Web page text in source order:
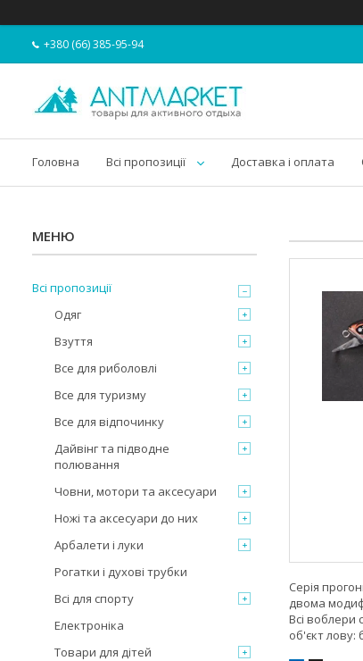
+380 (66) 385-95-94
Головна Всі пропозиції Доставка і оплата
Серія
двома
Всі воблери
об'єкт лову:
Всі пропозиції
Одяг
Взуття
Все для риболовлі
Все для туризму
Все для відпочинку
Дайвінг та підводне
полювання
Човни, мотори та аксесуари
Ножі та аксесуари до них
Арбалети і луки
Рогатки і духові трубки
Всі для спорту
Електроніка
Товари для дітей